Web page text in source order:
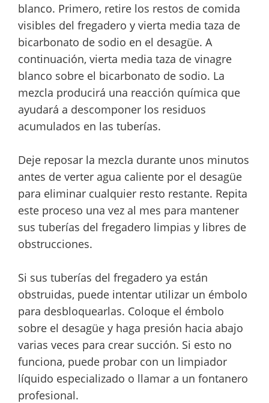
blanco. Primero, retire los restos de comida
visibles del fregadero y vierta media taza de
bicarbonato de sodio en el desagüe. A
continuación, vierta media taza de vinagre
blanco sobre el bicarbonato de sodio. La
mezcla producirá una reacción química que
ayudará a descomponer los residuos
acumulados en las tuberías.
Deje reposar la mezcla durante unos minutos
antes de verter agua caliente por el desagüe
para eliminar cualquier resto restante. Repita
este proceso una vez al mes para mantener
sus tuberías del fregadero limpias y libres de
obstrucciones.
Si sus tuberías del fregadero ya están
obstruidas, puede intentar utilizar un émbolo
para desbloquearlas. Coloque el émbolo
sobre el desagüe y haga presión hacia abajo
varias veces para crear succión. Si esto no
funciona, puede probar con un limpiador
líquido especializado o llamar a un fontanero
profesional.